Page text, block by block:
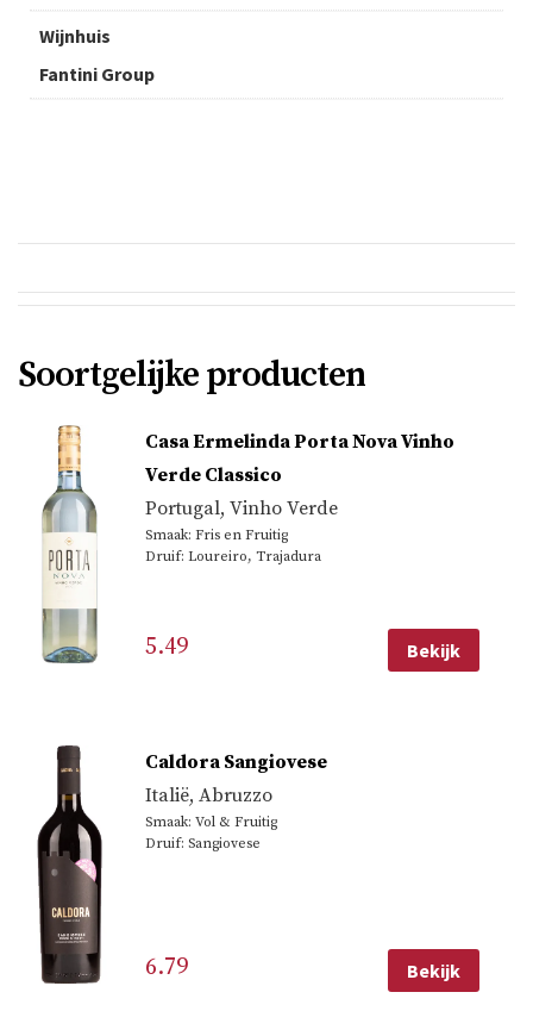
Wijnhuis
Fantini Group
Soortgelijke producten
Casa Ermelinda Porta Nova Vinho
Verde Classico
Portugal, Vinho Verde
Smaak: Fris en Fruitig
Druif: Loureiro, Trajadura
5.49 Bekijk
Caldora Sangiovese
Italië, Abruzzo
Smaak: Vol & Fruitig
Druif: Sangiovese
6.79 Bekijk